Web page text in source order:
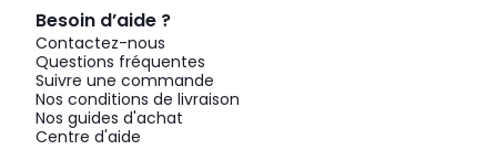
Besoin d’aide ?
Contactez-nous
Questions fréquentes
Suivre une commande
Nos conditions de livraison
Nos guides d'achat
Centre d'aide